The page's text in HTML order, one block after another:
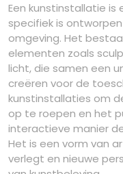
Een kunstinstallatie is
specifiek is
omgeving. Het
elementen zoals
licht, die samen een
creëren voor de
kunstinstallaties om
op te roepen en het
interactieve manier
Het is een vorm van
verlegt en nieuwe